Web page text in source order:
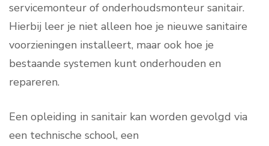
servicemonteur of onderhoudsmonteur sanitair.
Hierbij leer je niet alleen hoe je nieuwe sanitaire
voorzieningen installeert, maar ook hoe je
bestaande systemen kunt onderhouden en
repareren.
Een opleiding in sanitair kan worden gevolgd via
een technische school, een